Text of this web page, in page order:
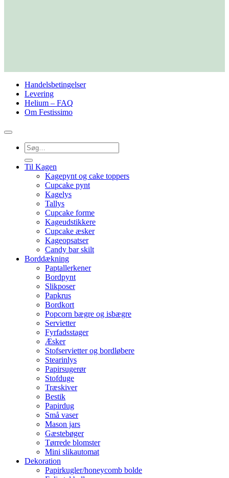
Handelsbetingelser
Levering
Helium – FAQ
Om Festissimo
Søg
efter:
Til Kagen
Kagepynt og cake toppers
Cupcake pynt
Kagelys
Tallys
Cupcake forme
Kageudstikkere
Cupcake æsker
Kageopsatser
Candy bar skilt
Borddækning
Paptallerkener
Bordpynt
Slikposer
Papkrus
Bordkort
Popcorn bægre og isbægre
Servietter
Fyrfadsstager
Æsker
Stofservietter og bordløbere
Stearinlys
Papirsugerør
Stofduge
Træskiver
Bestik
Papirdug
Små vaser
Mason jars
Gæstebøger
Tørrede blomster
Mini slikautomat
Dekoration
Papirkugler/honeycomb bolde